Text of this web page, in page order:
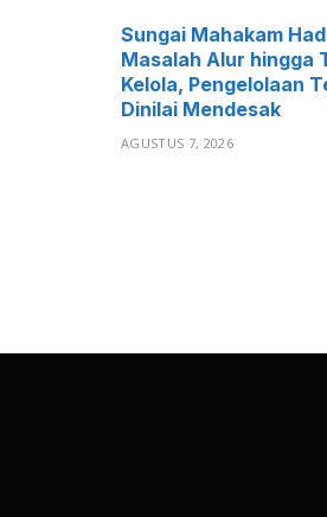
Sungai Mahakam
Masalah Alur hingga
Kelola, Pengelolaan
Dinilai Mendesak
AGUSTUS 7, 2026